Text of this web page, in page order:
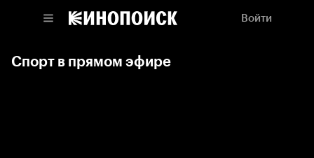
Войти
Спорт в прямом эфире